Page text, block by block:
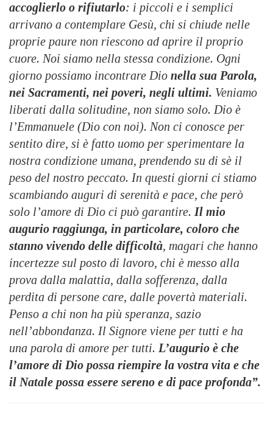
accoglierlo o rifiutarlo: i piccoli e i semplici
arrivano a contemplare Gesù, chi si chiude nelle
proprie paure non riescono ad aprire il proprio
cuore. Noi siamo nella stessa condizione. Ogni
giorno possiamo incontrare Dio nella sua Parola,
nei Sacramenti, nei poveri, negli ultimi. Veniamo
liberati dalla solitudine, non siamo solo. Dio è
l’Emmanuele (Dio con noi). Non ci conosce per
sentito dire, si è fatto uomo per sperimentare la
nostra condizione umana, prendendo su di sè il
peso del nostro peccato. In questi giorni ci stiamo
scambiando auguri di serenità e pace, che però
solo l’amore di Dio ci può garantire. Il mio
augurio raggiunga, in particolare, coloro che
stanno vivendo delle difficoltà, magari che hanno
incertezze sul posto di lavoro, chi è messo alla
prova dalla malattia, dalla sofferenza, dalla
perdita di persone care, dalle povertà materiali.
Penso a chi non ha più speranza, sazio
nell’abbondanza. Il Signore viene per tutti e ha
una parola di amore per tutti. L’augurio è che
l’amore di Dio possa riempire la vostra vita e che
il Natale possa essere sereno e di pace profonda”.